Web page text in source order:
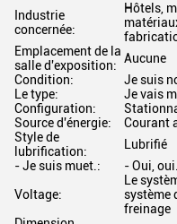
Industrie
concernée:
Hôtels,
Emplacement de la
salle d'exposition: Aucune
Condition:
Je suis
Le type:
Je vais
Configuration:
Source d'énergie:
Courant
Style de
lubrification:
Lubrifié
- Je suis muet.:
- Oui, oui.
Voltage:
Le
système
freinage